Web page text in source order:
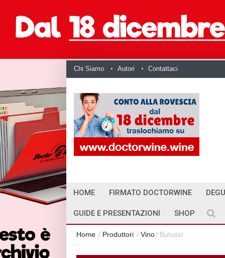
Chi Siamo Autori Contattaci
HOME FIRMATO DOCTORWINE
GUIDE E PRESENTAZIONI SHOP
Home / Produttori / Vino/ Butussi